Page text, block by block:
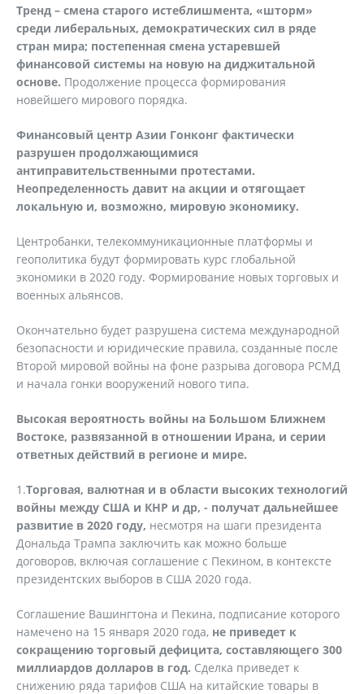
Тренд – смена старого истеблишмента, «шторм»
среди либеральных, демократических сил в ряде
стран мира; постепенная смена устаревшей
финансовой системы на новую на диджитальной
основе. Продолжение процесса формирования
новейшего мирового порядка.
Финансовый центр Азии Гонконг фактически
разрушен продолжающимися
антиправительственными протестами.
Неопределенность давит на акции и отягощает
локальную и, возможно, мировую экономику.
Центробанки, телекоммуникационные платформы и
геополитика будут формировать курс глобальной
экономики в 2020 году. Формирование новых торговых и
военных альянсов.
Окончательно будет разрушена система международной
безопасности и юридические правила, созданные после
Второй мировой войны на фоне разрыва договора РСМД
и начала гонки вооружений нового типа.
Высокая вероятность войны на Большом Ближнем
Востоке, развязанной в отношении Ирана, и серии
ответных действий в регионе и мире.
1.Торговая, валютная и в области высоких технологий
войны между США и КНР и др, - получат дальнейшее
развитие в 2020 году, несмотря на шаги президента
Дональда Трампа заключить как можно больше
договоров, включая соглашение с Пекином, в контексте
президентских выборов в США 2020 года.
Соглашение Вашингтона и Пекина, подписание которого
намечено на 15 января 2020 года, не приведет к
сокращению торговый дефицита, составляющего 300
миллиардов долларов в год. Сделка приведет к
снижению ряда тарифов США на китайские товары в